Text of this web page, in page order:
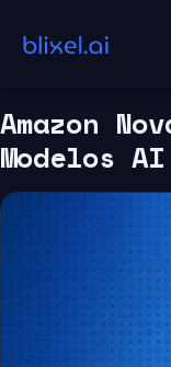
contenido
Amazon
Modelos